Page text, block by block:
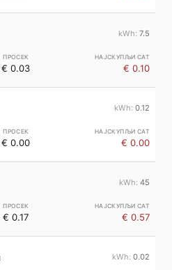
7.5
€ 0.03 € 0.10
0.12
€ 0.00 € 0.00
45
€ 0.17 € 0.57
0.02